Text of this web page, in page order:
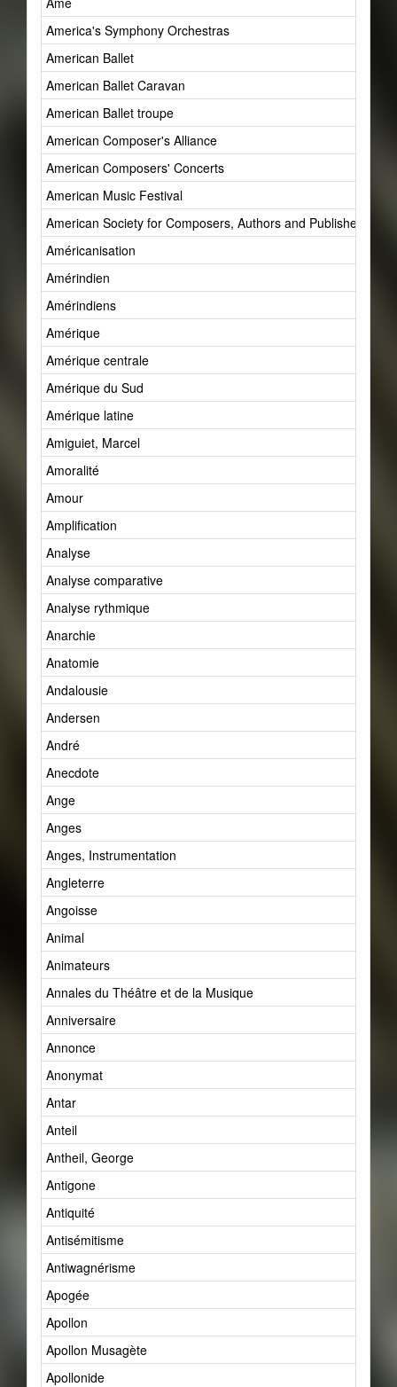
America's Symphony Orchestras
American Ballet
American Ballet Caravan
American Ballet troupe
American Composer's Alliance
American Composers' Concerts
American Music Festival
American Society for Composers, Authors and Publishers
Américanisation
Amérindien
Amérindiens
Amérique
Amérique centrale
Amérique du Sud
Amérique latine
Amiguiet, Marcel
Amoralité
Amour
Amplification
Analyse
Analyse comparative
Analyse rythmique
Anarchie
Anatomie
Andalousie
Andersen
André
Anecdote
Ange
Anges
Anges, Instrumentation
Angleterre
Angoisse
Animal
Animateurs
Annales du Théâtre et de la Musique
Anniversaire
Annonce
Anonymat
Antar
Anteil
Antheil, George
Antigone
Antiquité
Antisémitisme
Antiwagnérisme
Apogée
Apollon
Apollon Musagète
Apollonide